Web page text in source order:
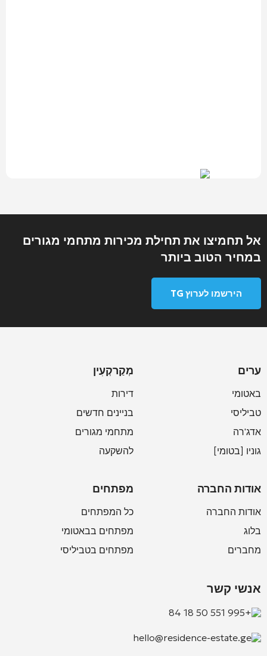
אל תחמיצו את תחילת מכירות מתחמי מגורים
במחיר הטוב ביותר
הירשמו לערוץ TG
ערים
באטומי
טביליסי
אדג'רה
גוניו [בטומי]
אודות החברה
אודות החברה
בלוג
מחברים
מְקַרקְעִין
דירות
בניינים חדשים
מתחמי מגורים
להשקעה
מפתחים
כל המפתחים
מפתחים בבאטומי
מפתחים בטביליסי
אנשי קשר
+995 551 50 18 84
hello@residence-estate.ge